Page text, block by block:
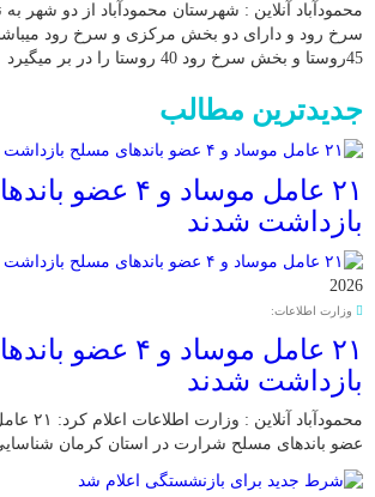
محمودآباد آنلاین : شهرستان محمودآباد از دو شهر به
‌سرخ رود و دارای دو بخش مرکزی و سرخ رود
45روستا و بخش سرخ رود 40 روستا را در بر میگیرد
جدیدترین مطالب
۲۱ عامل موساد و ۴
بازداشت شدند
2026
وزارت اطلاعات:
۲۱ عامل موساد و ۴
بازداشت شدند
عضو باند‌های مسلح شرارت در استان کرمان